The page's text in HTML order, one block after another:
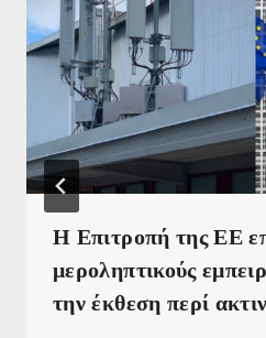
Η Επιτροπή της ΕΕ
μεροληπτικούς
την έκθεση περί